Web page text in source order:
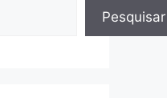
Pesquisar